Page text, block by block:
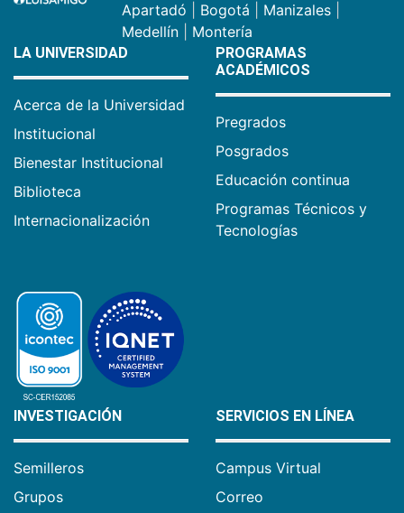
Apartadó Bogotá Manizales
Medellín
Montería
LA UNIVERSIDAD
Acerca de la Universidad
Institucional
Bienestar Institucional
Biblioteca
Internacionalización
PROGRAMAS
ACADÉMICOS
Pregrados
Posgrados
Educación continua
Programas Técnicos y
Tecnologías
INVESTIGACIÓN
Semilleros
Grupos
SERVICIOS EN LÍNEA
Campus Virtual
Correo